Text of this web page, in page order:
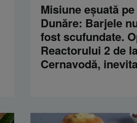
Misiune eșuată pe
Dunăre: Barjele
fost scufundate.
Reactorului 2 de
Cernavodă,